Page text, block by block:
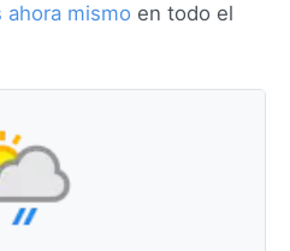
ahora mismo en todo el